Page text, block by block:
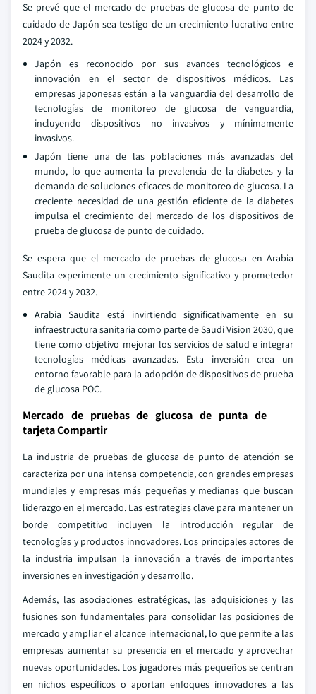
Se prevé que el mercado de pruebas de glucosa de punto de
cuidado de Japón sea testigo de un crecimiento lucrativo entre
2024 y 2032.
Japón es reconocido por sus avances tecnológicos e
innovación en el sector de dispositivos médicos. Las
empresas japonesas están a la vanguardia del desarrollo de
tecnologías de monitoreo de glucosa de vanguardia,
incluyendo dispositivos no invasivos y mínimamente
invasivos.
Japón tiene una de las poblaciones más avanzadas del
mundo, lo que aumenta la prevalencia de la diabetes y la
demanda de soluciones eficaces de monitoreo de glucosa. La
creciente necesidad de una gestión eficiente de la diabetes
impulsa el crecimiento del mercado de los dispositivos de
prueba de glucosa de punto de cuidado.
Se espera que el mercado de pruebas de glucosa en Arabia
Saudita experimente un crecimiento significativo y prometedor
entre 2024 y 2032.
Arabia Saudita está invirtiendo significativamente en su
infraestructura sanitaria como parte de Saudi Vision 2030, que
tiene como objetivo mejorar los servicios de salud e integrar
tecnologías médicas avanzadas. Esta inversión crea un
entorno favorable para la adopción de dispositivos de prueba
de glucosa POC.
Mercado de pruebas de glucosa de punta de
tarjeta Compartir
La industria de pruebas de glucosa de punto de atención se
caracteriza por una intensa competencia, con grandes empresas
mundiales y empresas más pequeñas y medianas que buscan
liderazgo en el mercado. Las estrategias clave para mantener un
borde competitivo incluyen la introducción regular de
tecnologías y productos innovadores. Los principales actores de
la industria impulsan la innovación a través de importantes
inversiones en investigación y desarrollo.
Además, las asociaciones estratégicas, las adquisiciones y las
fusiones son fundamentales para consolidar las posiciones de
mercado y ampliar el alcance internacional, lo que permite a las
empresas aumentar su presencia en el mercado y aprovechar
nuevas oportunidades. Los jugadores más pequeños se centran
en nichos específicos o aportan enfoques innovadores a las